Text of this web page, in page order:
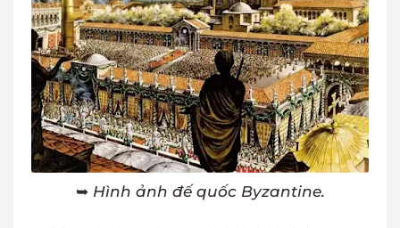
➥ Hình ảnh đế quốc Byzantine.